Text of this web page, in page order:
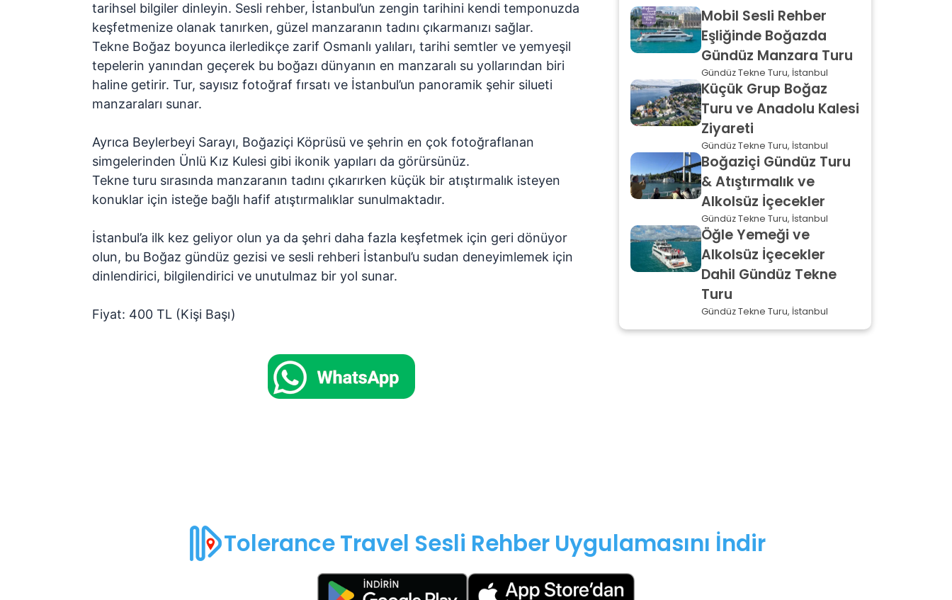
tarihsel bilgiler dinleyin. Sesli rehber, İstanbul’un zengin tarihini kendi temponuzda
keşfetmenize olanak tanırken, güzel manzaranın tadını çıkarmanızı sağlar.
Tekne Boğaz boyunca ilerledikçe zarif Osmanlı yalıları, tarihi semtler ve yemyeşil
tepelerin yanından geçerek bu boğazı dünyanın en manzaralı su yollarından biri
haline getirir. Tur, sayısız fotoğraf fırsatı ve İstanbul’un panoramik şehir silueti
manzaraları sunar.
Ayrıca Beylerbeyi Sarayı, Boğaziçi Köprüsü ve şehrin en çok fotoğraflanan
simgelerinden Ünlü Kız Kulesi gibi ikonik yapıları da görürsünüz.
Tekne turu sırasında manzaranın tadını çıkarırken küçük bir atıştırmalık isteyen
konuklar için isteğe bağlı hafif atıştırmalıklar sunulmaktadır.
İstanbul’a ilk kez geliyor olun ya da şehri daha fazla keşfetmek için geri dönüyor
olun, bu Boğaz gündüz gezisi ve sesli rehberi İstanbul’u sudan deneyimlemek için
dinlendirici, bilgilendirici ve unutulmaz bir yol sunar.
Fiyat: 400 TL (Kişi Başı)
Mobil Sesli Rehber
Eşliğinde Boğazda
Gündüz Manzara Turu
Gündüz Tekne Turu, İstanbul
Küçük Grup Boğaz
Turu ve Anadolu Kalesi
Ziyareti
Gündüz Tekne Turu, İstanbul
Boğaziçi Gündüz Turu
& Atıştırmalık ve
Alkolsüz İçecekler
Gündüz Tekne Turu, İstanbul
Öğle Yemeği ve
Alkolsüz İçecekler
Dahil Gündüz Tekne
Turu
Gündüz Tekne Turu, İstanbul
Tolerance Travel Sesli Rehber Uygulamasını İndir